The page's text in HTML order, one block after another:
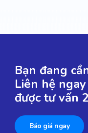
Bạn đang
Liên hệ
được tư vấn
Báo giá ngay